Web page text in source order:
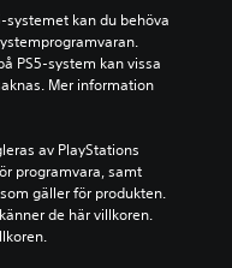
systemet kan du behöva
PS5-system kan vissa
Mer information
av PlayStations
programvara, samt
gäller för produkten.
de här villkoren.